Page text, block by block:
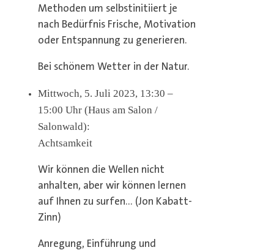
Methoden um selbstinitiiert je
nach Bedürfnis Frische, Motivation
oder Entspannung zu generieren.
Bei schönem Wetter in der Natur.
Mittwoch, 5. Juli 2023, 13:30 –
15:00 Uhr (Haus am Salon /
Salonwald):
Achtsamkeit
Wir können die Wellen nicht
anhalten, aber wir können lernen
auf Ihnen zu surfen… (Jon Kabatt-
Zinn)
Anregung, Einführung und